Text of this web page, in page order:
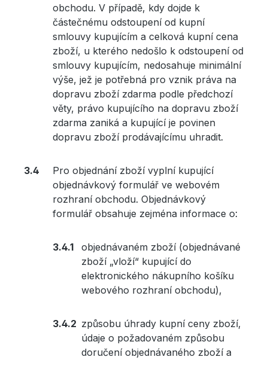
obchodu. V případě, kdy dojde k
částečnému odstoupení od kupní
smlouvy kupujícím a celková kupní cena
zboží, u kterého nedošlo k odstoupení od
smlouvy kupujícím, nedosahuje minimální
výše, jež je potřebná pro vznik práva na
dopravu zboží zdarma podle předchozí
věty, právo kupujícího na dopravu zboží
zdarma zaniká a kupující je povinen
dopravu zboží prodávajícímu uhradit.
Pro objednání zboží vyplní kupující
objednávkový formulář ve webovém
rozhraní obchodu. Objednávkový
formulář obsahuje zejména informace o:
objednávaném zboží (objednávané
zboží „vloží“ kupující do
elektronického nákupního košíku
webového rozhraní obchodu),
způsobu úhrady kupní ceny zboží,
údaje o požadovaném způsobu
doručení objednávaného zboží a